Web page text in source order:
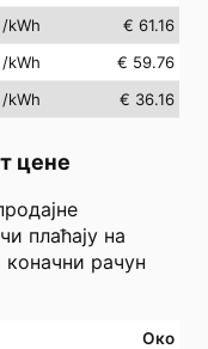
/kWh
€ 61.16
/kWh
€ 59.76
/kWh € 36.16
цене
плаћају на
рачун
Око